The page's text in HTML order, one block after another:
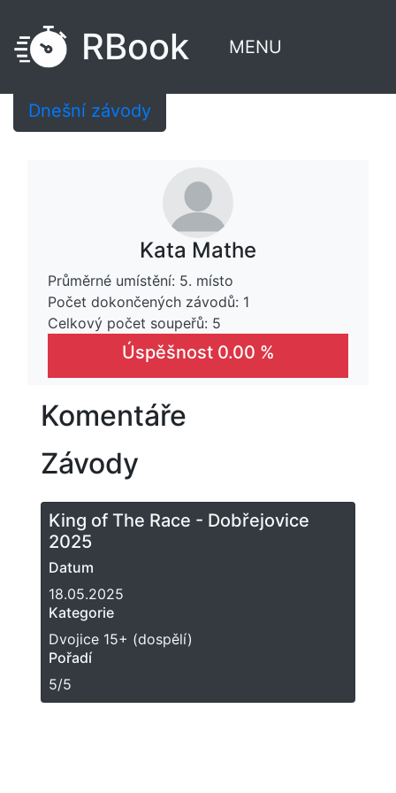
RBook MENU
Dnešní závody
Kata Mathe
Průměrné umístění: 5. místo
Počet dokončených závodů: 1
Celkový počet soupeřů: 5
Úspěšnost 0.00 %
Komentáře
Závody
King of The Race - Dobřejovice
2025
Datum
18.05.2025
Kategorie
Dvojice 15+ (dospělí)
Pořadí
5/5